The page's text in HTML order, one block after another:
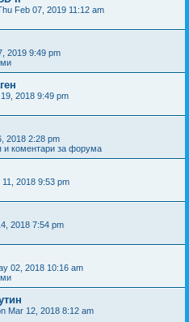
Feb 07, 2019 11:12 am
2019 9:49 pm
2018 9:49 pm
2018 2:28 pm
и коментари за форума
11, 2018 9:53 pm
2018 7:54 pm
02, 2018 10:16 am
Mar 12, 2018 8:12 am